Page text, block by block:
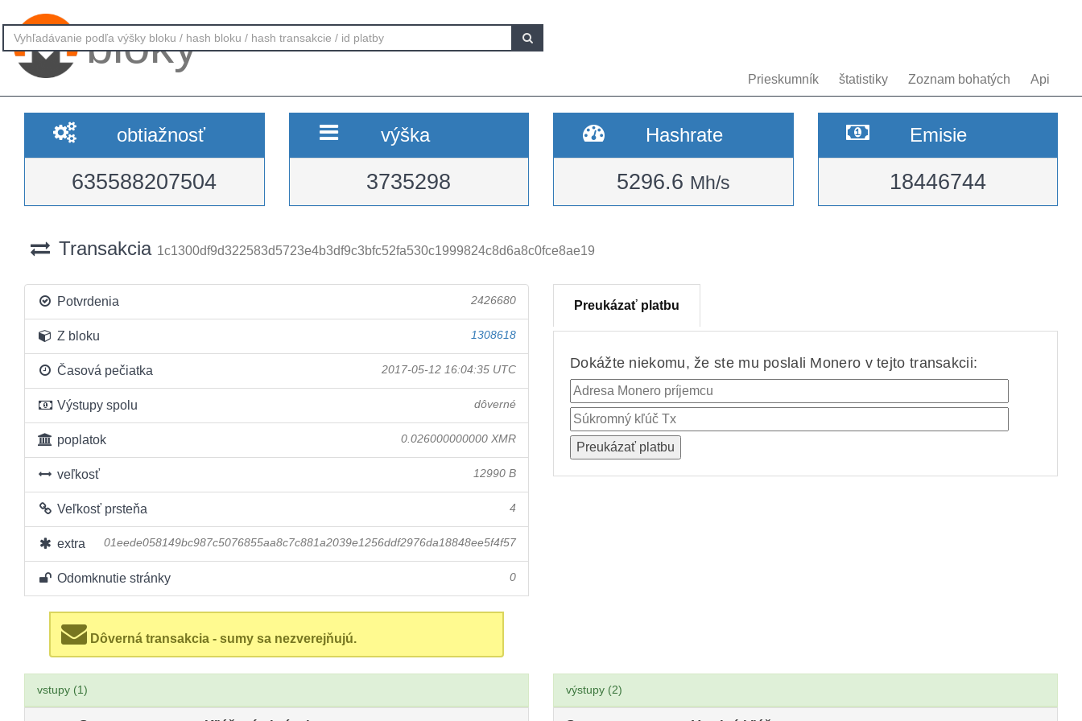
bloky
Prieskumník štatistiky Zoznam bohatých Api
obtiažnosť
635588207504
výška
3735298
Hashrate
5296.6 Mh/s
Emisie
18446744
Transakcia 1c1300df9d322583d5723e4b3df9c3bfc52fa530c1999824c8d6a8c0fce8ae19
Potvrdenia 2426680
Z bloku 1308618
Časová pečiatka 2017-05-12 16:04:35 UTC
Výstupy spolu dôverné
poplatok 0.026000000000 XMR
veľkosť 12990 B
Veľkosť prsteňa 4
extra 01eede058149bc987c5076855aa8c7c881a2039e1256ddf2976da18848ee5f4f57
Odomknutie stránky 0
Dôverná transakcia - sumy sa nezverejňujú.
Preukázať platbu
Dokážte niekomu, že ste mu poslali Monero v tejto transakcii:
vstupy (1) výstupy (2)